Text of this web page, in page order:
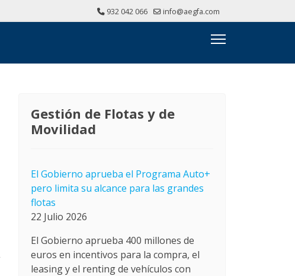
932 042 066 info@aegfa.com
Gestión de Flotas y de
Movilidad
El Gobierno aprueba el Programa Auto+
pero limita su alcance para las grandes
flotas
22 Julio 2026
El Gobierno aprueba 400 millones de
euros en incentivos para la compra, el
leasing y el renting de vehículos con